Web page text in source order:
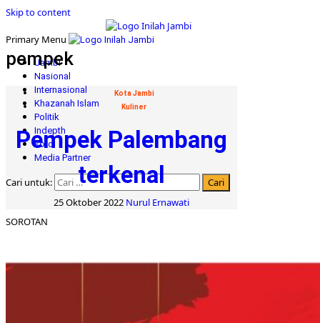
Skip to content
Primary Menu
Jambi
Nasional
Internasional
Khazanah Islam
Politik
Indepth
Foto
Media Partner
Cari untuk:
pempek
Kota Jambi
Kuliner
Pempek Palembang
terkenal
25 Oktober 2022 Nurul Ernawati
SOROTAN